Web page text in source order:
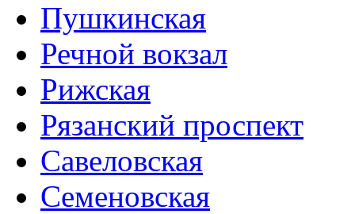
Пушкинская
Речной вокзал
Рижская
Рязанский проспект
Савеловская
Семеновская